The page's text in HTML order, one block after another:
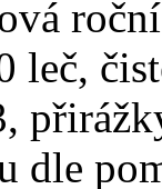
leč,
dle